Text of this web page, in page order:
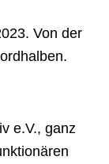
Von der
e.V., ganz